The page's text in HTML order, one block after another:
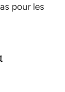
pour les